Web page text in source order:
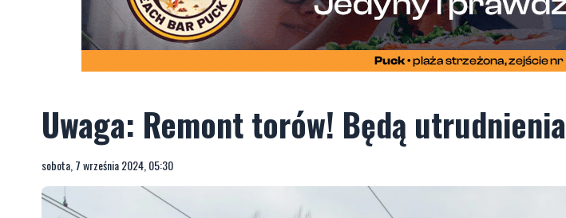
Uwaga: Remont torów! Będą utrudnienia
sobota, 7 września 2024, 05:30